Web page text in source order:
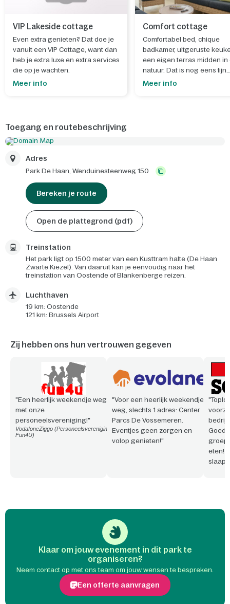
VIP Lakeside cottage
Even extra genieten? Dat doe je
vanuit een VIP Cottage, want dan
heb je extra luxe en extra services
die op je wachten.
Meer info
Comfort cottage
Comfortabel bed, chique
badkamer, uitgeruste
een eigen terras midden in
natuur. Dat is nog eens fijn
wakker worden.
Meer info
Toegang en routebeschrijving
Adres
Park De Haan, Wenduinesteenweg 150
Bereken je route
Open de plattegrond (pdf)
Treinstation
Het park ligt op 1500 meter van een Kusttram halte (De Haan
Zwarte Kiezel). Van daaruit kan je eenvoudig naar het
treinstation van Oostende of Blankenberge reizen.
Luchthaven
19 km: Oostende
121 km: Brussels Airport
Zij hebben ons hun vertrouwen gegeven
"Een heerlijk weekendje weg
met onze
personeelsvereniging!"
VodafoneZiggo (Personeelsvereniging
Fun4U)
"Voor een heerlijk weekendje
weg, slechts 1 adres: Center
Parcs De Vossemeren.
Eventjes geen zorgen en
volop genieten!"
eten!
Klaar om jouw evenement in dit park te
organiseren?
Neem contact op met ons team om jouw wensen te bespreken.
Een offerte aanvragen